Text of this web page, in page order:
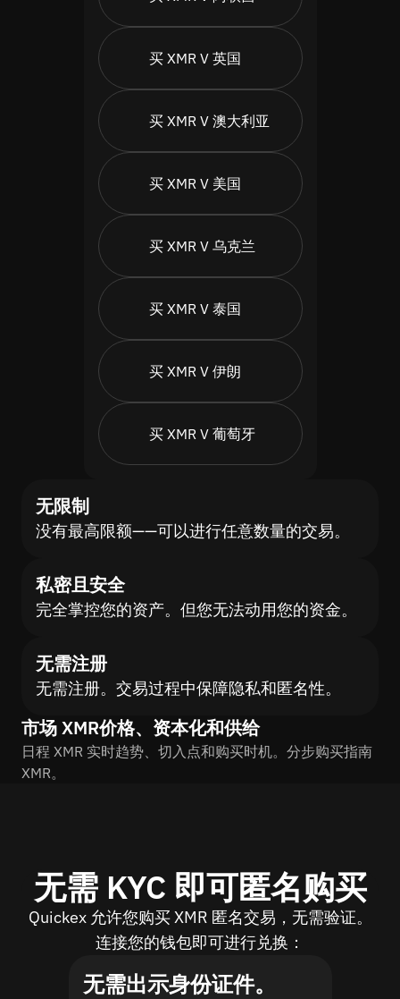
买 XMR V 英国
买 XMR V 澳大利亚
买 XMR V 美国
买 XMR V 乌克兰
买 XMR V 泰国
买 XMR V 伊朗
买 XMR V 葡萄牙
无限制
没有最高限额——可以进行任意数量的交易。
私密且安全
完全掌控您的资产。但您无法动用您的资金。
无需注册
无需注册。交易过程中保障隐私和匿名性。
市场 XMR价格、资本化和供给
日程 XMR 实时趋势、切入点和购买时机。分步购买指南
XMR。
无需 KYC 即可匿名购买
Quickex 允许您购买 XMR 匿名交易，无需验证。
连接您的钱包即可进行兑换：
无需出示身份证件。